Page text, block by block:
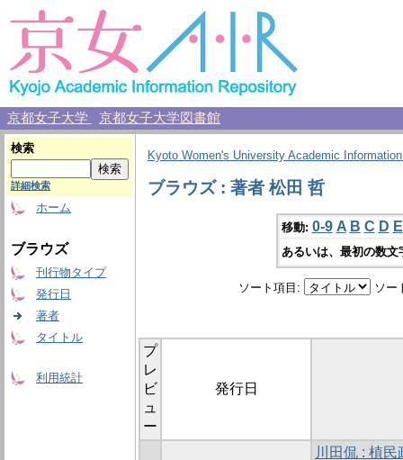
京都女子大学 京都女子大学図書館
検索
詳細検索
ホーム
ブラウズ
刊行物タイプ
発行日
著者
タイトル
利用統計
Kyoto Women's University Academic
ブラウズ : 著者 松田 哲
移動: 0-9 A B C D E
あるいは、最初の数
ソート項目: ソー
プ
レ
ビ
ュ
ー
発行日
川田侃 : 植